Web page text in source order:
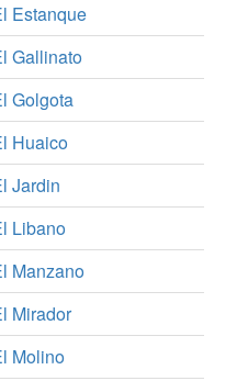
Estanque
Gallinato
Golgota
Huaico
Jardin
Libano
Manzano
Mirador
Molino